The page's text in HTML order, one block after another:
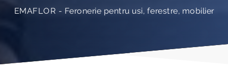
EMAFLOR - Feronerie pentru usi, ferestre, mobilier